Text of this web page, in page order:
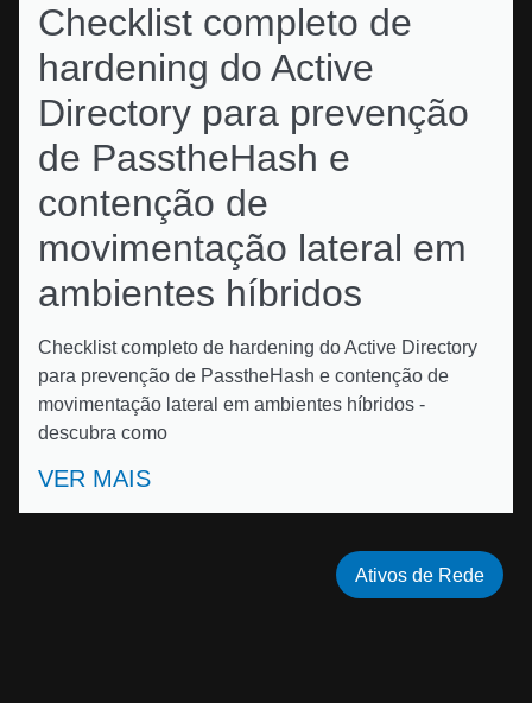
Checklist completo de
hardening do Active
Directory para prevenção
de PasstheHash e
contenção de
movimentação lateral em
ambientes híbridos
Checklist completo de hardening do Active Directory
para prevenção de PasstheHash e contenção de
movimentação lateral em ambientes híbridos -
descubra como
VER MAIS
Ativos de Rede